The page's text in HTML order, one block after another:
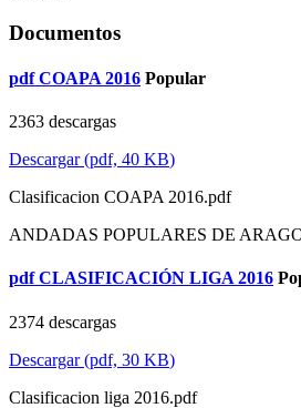
Documentos
pdf COAPA 2016 Popular
2363 descargas
Descargar(pdf, 40 KB)
Clasificacion COAPA 2016.pdf
ANDADAS POPULARES DE
pdf CLASIFICACIÓN LIGA 2016
2374 descargas
Descargar(pdf, 30 KB)
Clasificacion liga 2016.pdf